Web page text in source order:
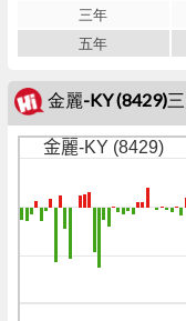
三年
五年
金麗-KY (8429)
金麗-KY (8429)